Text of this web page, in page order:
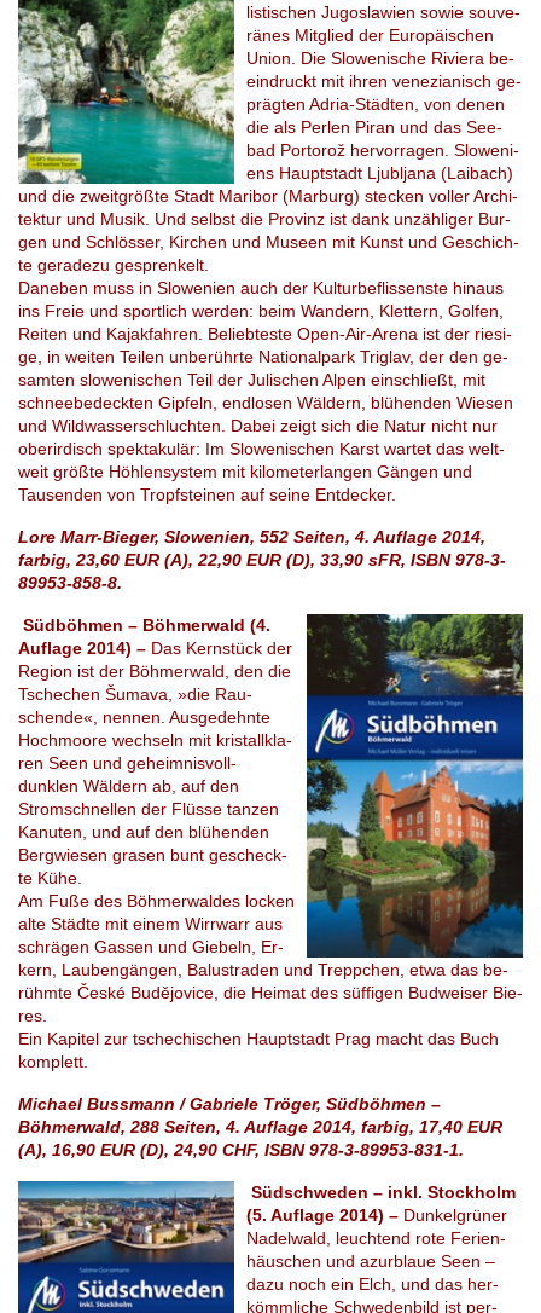
lis­ti­schen Ju­go­sla­wi­en sowie sou­ve­
rä­nes Mit­glied der Eu­ro­päi­schen
Union. Die Slo­we­ni­sche Ri­vie­ra be­
ein­druckt mit ihren ve­ne­zia­nisch ge­
präg­ten Adria-Städ­ten, von denen
die als Perlen Piran und das See­
bad Porto­rož hervor­ra­gen. Slo­we­ni­
ens Haupt­stadt Ljublja­na (Laibach)
und die zweit­größ­te Stadt Ma­ri­bor (Marburg) ste­cken vol­ler Archi­
tek­tur und Musik. Und selbst die Pro­vinz ist dank un­zäh­li­ger Bur­
gen und Schlös­ser, Kir­chen und Mu­se­en mit Kunst und Ge­schich­
te ge­ra­de­zu ge­spren­kelt.
Daneben muss in Slo­we­ni­en auch der Kul­tur­be­flis­sens­te hinaus
ins Freie und sport­lich wer­den: beim Wan­dern, Klet­tern, Gol­fen,
Rei­ten und Ka­jak­fah­ren. Be­lieb­tes­te Open-Air-Arena ist der rie­si­
ge, in wei­ten Tei­len un­be­rühr­te Na­tio­nal­park Trig­lav, der den ge­
sam­ten slo­we­ni­schen Teil der Ju­li­schen Alpen ein­schließt, mit
schnee­be­deck­ten Gip­feln, end­lo­sen Wäl­dern, blü­hen­den Wie­sen
und Wildwas­ser­schluch­ten. Dabei zeigt sich die Natur nicht nur
ober­ir­disch spek­ta­ku­lär: Im Slowenischen Karst war­tet das welt­
weit größ­te Höh­len­sys­tem mit ki­lo­me­ter­lan­gen Gän­gen und
Tausenden von Tropf­stei­nen auf seine Ent­de­cker.
Lore Marr-Bieger, Slowenien, 552 Seiten, 4. Auflage 2014,
farbig, 23,60 EUR (A), 22,90 EUR (D), 33,90 sFR, ISBN 978-3-
89953-858-8.
Südböhmen – Böhmerwald (4.
Auflage 2014) – Das Kern­stück der
Re­gi­on ist der Böh­mer­wald, den die
Tsche­chen Šumava, »die Rau­
schen­de«, nennen. Aus­ge­dehn­te
Hoch­moo­re wech­seln mit kris­tall­kla­
ren Seen und ge­heim­nis­vol­l-
dunklen Wäl­dern ab, auf den
Strom­schnel­len der Flüs­se tan­zen
Ka­nu­ten, und auf den blü­hen­den
Berg­wie­sen grasen bunt ge­scheck­
te Kühe.
Am Fuße des Böh­mer­wal­des lo­cken
alte Städ­te mit einem Wirr­warr aus
schrä­gen Gas­sen und Giebeln, Er­
kern, Lau­ben­gän­gen, Ba­lus­tra­den und Trepp­chen, etwa das be­
rühm­te České Budějo­vice, die Hei­mat des süf­fi­gen Bud­wei­ser Bie­
res.
Ein Ka­pi­tel zur tsche­chi­schen Haupt­stadt Prag macht das Buch
kom­plett.
Michael Bussmann / Gabriele Tröger, Südböhmen –
Böhmerwald, 288 Seiten, 4. Auflage 2014, farbig, 17,40 EUR
(A), 16,90 EUR (D), 24,90 CHF, ISBN 978-3-89953-831-1.
Südschweden – inkl. Stockholm
(5. Auflage 2014) – Dun­kel­grü­ner
Na­del­wald, leuch­tend rote Fe­ri­en­
häus­chen und azur­blaue Seen –
dazu noch ein Elch, und das her­
kömm­li­che Schwe­den­bild ist per­